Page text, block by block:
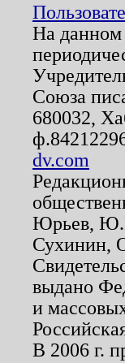
На данном
Союза
680032,
dv.com
Юрьев,
Сухинин,
выдано
и
В 2006 г.